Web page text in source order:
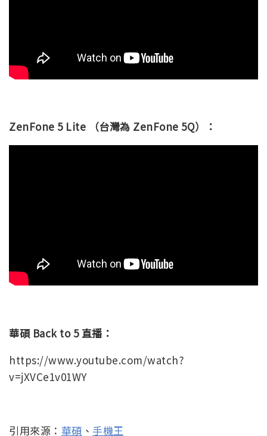
ZenFone 5 Lite （台灣為 ZenFone 5Q）：
華碩 Back to 5 直播：
https://www.youtube.com/watch?
v=jXVCe1v01WY
引用來源： 華碩 、 手機王